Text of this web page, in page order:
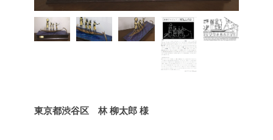
東京都渋谷区 林 柳太郎 様